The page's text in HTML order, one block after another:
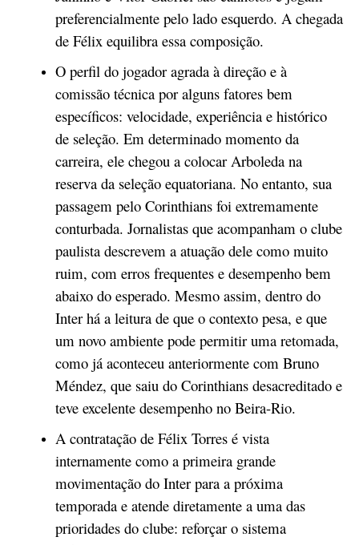
preferencialmente pelo lado esquerdo. A chegada
de Félix equilibra essa composição.
O perfil do jogador agrada à direção e à
comissão técnica por alguns fatores bem
específicos: velocidade, experiência e histórico
de seleção. Em determinado momento da
carreira, ele chegou a colocar Arboleda na
reserva da seleção equatoriana. No entanto, sua
passagem pelo Corinthians foi extremamente
conturbada. Jornalistas que acompanham o clube
paulista descrevem a atuação dele como muito
ruim, com erros frequentes e desempenho bem
abaixo do esperado. Mesmo assim, dentro do
Inter há a leitura de que o contexto pesa, e que
um novo ambiente pode permitir uma retomada,
como já aconteceu anteriormente com Bruno
Méndez, que saiu do Corinthians desacreditado e
teve excelente desempenho no Beira-Rio.
A contratação de Félix Torres é vista
internamente como a primeira grande
movimentação do Inter para a próxima
temporada e atende diretamente a uma das
prioridades do clube: reforçar o sistema